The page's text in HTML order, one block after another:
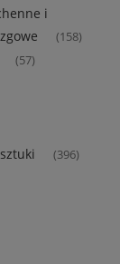
i
(158)
(57)
(396)